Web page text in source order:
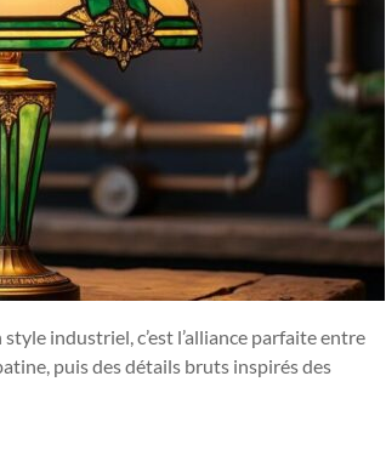
industriel, c’est l’alliance parfaite entre
puis des détails bruts inspirés des